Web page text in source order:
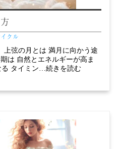
クル
弦の月とは 満月に向かう途
は 自然とエネルギーが高ま
る タイミン…続きを読む